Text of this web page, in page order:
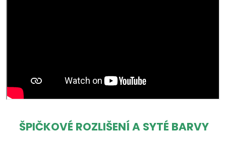
ŠPIČKOVÉ ROZLIŠENÍ A SYTÉ BARVY